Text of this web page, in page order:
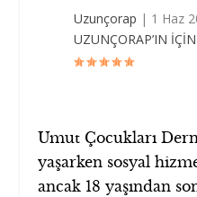
Uzunçorap | 1 Haz
UZUNÇORAP’IN
Umut Çocukları
yaşarken sosyal
ancak 18 yaşından